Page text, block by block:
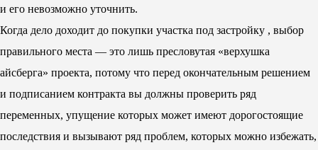
и его невозможно уточнить.
Когда дело доходит до покупки участка под застройку , выбор
правильного места — это лишь пресловутая «верхушка
айсберга» проекта, потому что перед окончательным решением
и подписанием контракта вы должны проверить ряд
переменных, упущение которых может имеют дорогостоящие
последствия и вызывают ряд проблем, которых можно избежать,